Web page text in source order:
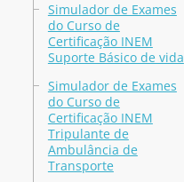
Simulador de Exames
do Curso de
Certificação INEM
Suporte Básico de vida
Simulador de Exames
do Curso de
Certificação INEM
Tripulante de
Ambulância de
Transporte